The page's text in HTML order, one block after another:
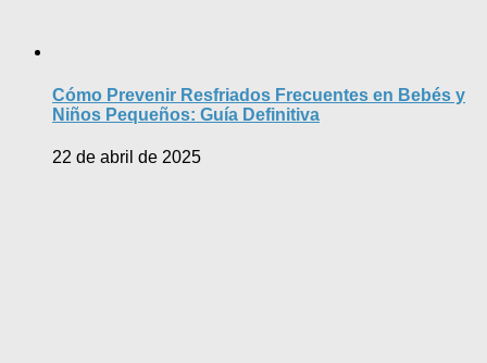
Cómo Prevenir Resfriados Frecuentes en Bebés y
Niños Pequeños: Guía Definitiva
22 de abril de 2025